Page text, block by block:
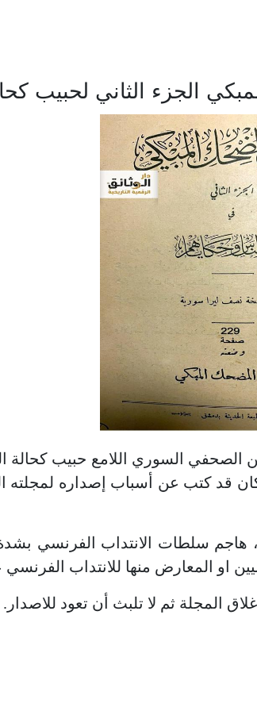
الجزء الثاني لحبيب
قد كتب عن أسباب إصداره لمجلته
سلطات الانتداب الفرنسي
او المعارض منها للانتداب
المجلة ثم لا تلبث أن تعود للاصدار.